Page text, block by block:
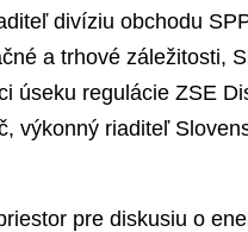
divíziu obchodu
a trhové záležitosti,
úseku regulácie ZSE
výkonný riaditeľ
pre diskusiu o